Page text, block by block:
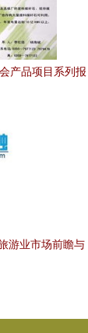
产品项目系列报
游业市场前瞻与